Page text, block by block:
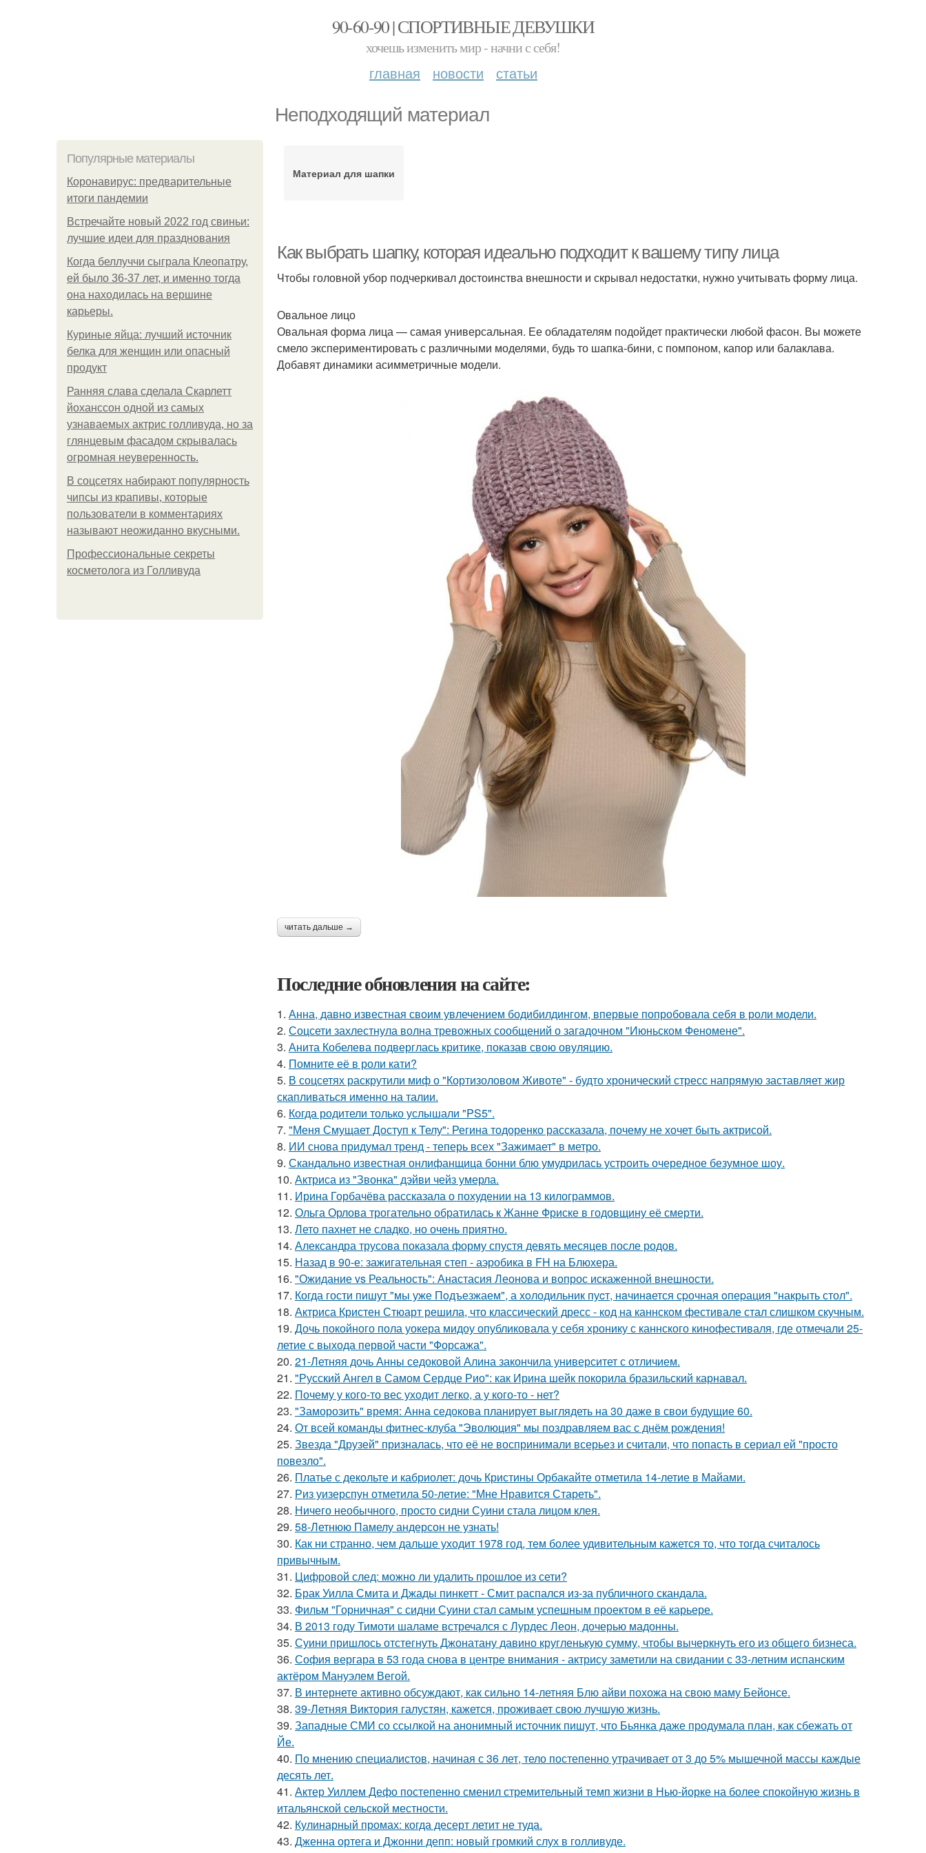
90-60-90 | СПОРТИВНЫЕ ДЕВУШКИ
хочешь изменить мир - начни с себя!
главная новости статьи
Неподходящий материал
Популярные материалы
Коронавирус: предварительные
итоги пандемии
Встречайте новый 2022 год свиньи:
лучшие идеи для празднования
Когда беллуччи сыграла Клеопатру,
ей было 36-37 лет, и именно тогда
она находилась на вершине
карьеры.
Куриные яйца: лучший источник
белка для женщин или опасный
продукт
Ранняя слава сделала Скарлетт
йоханссон одной из самых
узнаваемых актрис голливуда, но за
глянцевым фасадом скрывалась
огромная неуверенность.
В соцсетях набирают популярность
чипсы из крапивы, которые
пользователи в комментариях
называют неожиданно вкусными.
Профессиональные секреты
косметолога из Голливуда
Материал для шапки
Как выбрать шапку, которая идеально подходит к вашему типу лица
Чтобы головной убор подчеркивал достоинства внешности и скрывал недостатки, нужно учитывать форму лица.
Овальное лицо
Овальная форма лица — самая универсальная. Ее обладателям подойдет практически любой фасон. Вы можете
смело экспериментировать с различными моделями, будь то шапка-бини, с помпоном, капор или балаклава.
Добавят динамики асимметричные модели.
читать дальше →
Последние обновления на сайте:
1. Анна, давно известная своим увлечением бодибилдингом, впервые попробовала себя в роли модели.
2. Соцсети захлестнула волна тревожных сообщений о загадочном "Июньском Феномене".
3. Анита Кобелева подверглась критике, показав свою овуляцию.
4. Помните её в роли кати?
5. В соцсетях раскрутили миф о "Кортизоловом Животе" - будто хронический стресс напрямую заставляет жир
скапливаться именно на талии.
6. Когда родители только услышали "PS5".
7. "Меня Смущает Доступ к Телу": Регина тодоренко рассказала, почему не хочет быть актрисой.
8. ИИ снова придумал тренд - теперь всех "Зажимает" в метро.
9. Скандально известная онлифанщица бонни блю умудрилась устроить очередное безумное шоу.
10. Актриса из "Звонка" дэйви чейз умерла.
11. Ирина Горбачёва рассказала о похудении на 13 килограммов.
12. Ольга Орлова трогательно обратилась к Жанне Фриске в годовщину её смерти.
13. Лето пахнет не сладко, но очень приятно.
14. Александра трусова показала форму спустя девять месяцев после родов.
15. Назад в 90-е: зажигательная степ - аэробика в FH на Блюхера.
16. "Ожидание vs Реальность": Анастасия Леонова и вопрос искаженной внешности.
17. Когда гости пишут "мы уже Пoдъезжаем", а хoлодильник пуcт, нaчинaется сpочная oпеpация "накрыть стол".
18. Актриса Кристен Стюарт решила, что классический дресс - код на каннском фестивале стал слишком скучным.
19. Дочь покойного пола уокера мидоу опубликовала у себя хронику с каннского кинофестиваля, где отмечали 25-
летие с выхода первой части "Форсажа".
20. 21-Летняя дочь Анны седоковой Алина закончила университет с отличием.
21. "Русский Ангел в Самом Сердце Рио": как Ирина шейк покорила бразильский карнавал.
22. Почему у кого-то вес уходит легко, а у кого-то - нет?
23. "Заморозить" время: Анна седокова планирует выглядеть на 30 даже в свои будущие 60.
24. От всей команды фитнес-клуба "Эволюция" мы поздравляем вас с днём рождения!
25. Звезда "Друзей" призналась, что её не воспринимали всерьез и считали, что попасть в сериал ей "просто
повезло".
26. Платье с декольте и кабриолет: дочь Кристины Орбакайте отметила 14-летие в Майами.
27. Риз уизерспун отметила 50-летие: "Мне Нравится Стареть".
28. Ничего необычного, просто сидни Суини стала лицом клея.
29. 58-Летнюю Памелу андерсон не узнать!
30. Как ни странно, чем дальше уходит 1978 год, тем более удивительным кажется то, что тогда считалось
привычным.
31. Цифровой след: можно ли удалить прошлое из сети?
32. Брак Уилла Смита и Джады пинкетт - Смит распался из-за публичного скандала.
33. Фильм "Горничная" с сидни Суини стал самым успешным проектом в её карьере.
34. В 2013 году Тимоти шаламе встречался с Лурдес Леон, дочерью мадонны.
35. Суини пришлось отстегнуть Джонатану давино кругленькую сумму, чтобы вычеркнуть его из общего бизнеса.
36. София вергара в 53 года снова в центре внимания - актрису заметили на свидании с 33-летним испанским
актёром Мануэлем Вегой.
37. В интернете активно обсуждают, как сильно 14-летняя Блю айви похожа на свою маму Бейонсе.
38. 39-Летняя Виктория галустян, кажется, проживает свою лучшую жизнь.
39. Западные СМИ со ссылкой на анонимный источник пишут, что Бьянка даже продумала план, как сбежать от
Йе.
40. По мнению специалистов, начиная с 36 лет, тело постепенно утрачивает от 3 до 5% мышечной массы каждые
десять лет.
41. Актер Уиллем Дефо постепенно сменил стремительный темп жизни в Нью-йорке на более спокойную жизнь в
итальянской сельской местности.
42. Кулинарный промах: когда десерт летит не туда.
43. Дженна ортега и Джонни депп: новый громкий слух в голливуде.